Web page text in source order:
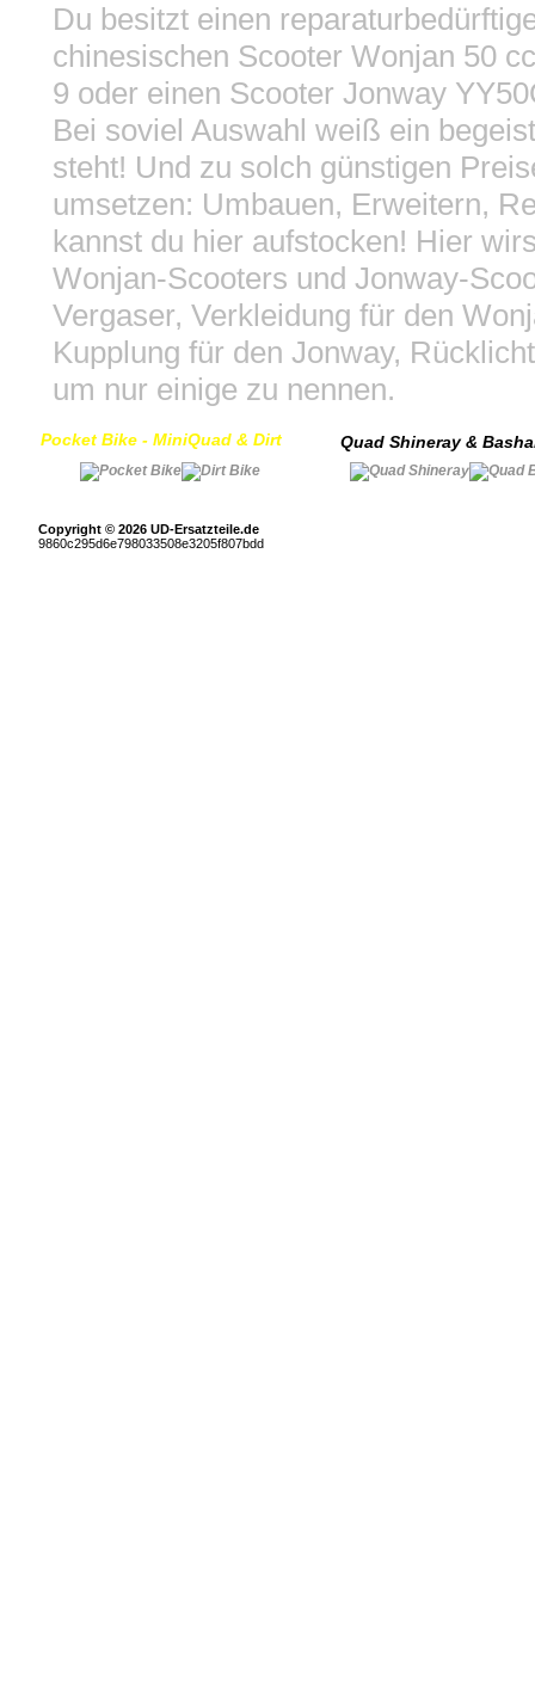
Du besitzt einen
chinesischen Scooter Wonjan 50
9 oder einen Scooter Jonway
Bei soviel Auswahl weiß ein
steht! Und zu solch günstigen
umsetzen: Umbauen, Erweitern,
kannst du hier aufstocken! Hier
Wonjan-Scooters und Jonway-
Vergaser, Verkleidung für den
Kupplung für den Jonway,
um nur einige zu nennen.
Pocket Bike - MiniQuad & Dirt Quad Shineray &
Copyright © 2026 UD-Ersatzteile.de
9860c295d6e798033508e3205f807bdd